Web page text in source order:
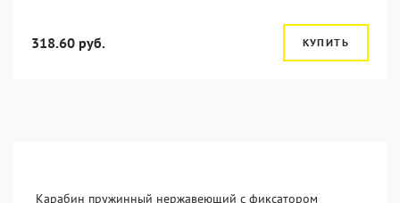
318.60 руб. КУПИТЬ
Карабин пружинный нержавеющий с фиксатором